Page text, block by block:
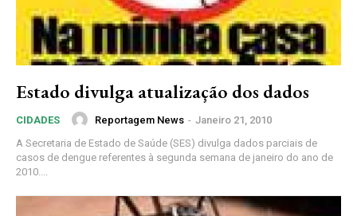
Estado divulga atualização dos dados
CIDADES Reportagem News - Janeiro 21, 2010
A Secretaria de Estado de Saúde (SES) divulga dados parciais de
casos de dengue referentes à segunda semana de janeiro do ano de
2010....